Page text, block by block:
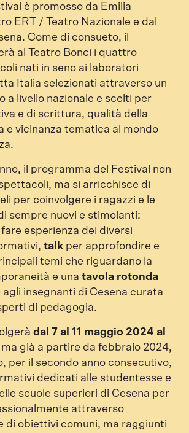
è promosso da Emilia
ERT / Teatro Nazionale e dal
Come di consueto, il
al Teatro Bonci i quattro
nati in seno ai laboratori
Italia selezionati attraverso un
a livello nazionale e scelti per
e di scrittura, qualità della
e vicinanza tematica al mondo
il programma del Festival non
ma si arricchisce di
per coinvolgere i ragazzi e le
sempre nuovi e stimolanti:
esperienza dei diversi
talk per approfondire e
temi che riguardano la
e unatavola rotonda
insegnanti di Cesena curata
di pedagogia.
dal 7 al 11 maggio 2024 al
ma già a partire da febbraio 2024,
per il secondo anno consecutivo,
dedicati alle studentesse e
scuole superiori di Cesena per
attraverso
di obiettivi comuni, ma raggiunti